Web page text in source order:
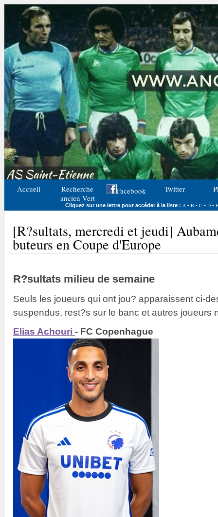
Accueil
Recherche
ancien Vert
Facebook Twitter
Cliquez sur une lettre pour accéder à la liste : A - B - C- D- E
[R?sultats, mercredi et jeudi]
buteurs en Coupe d'Europe
R?sultats milieu de semaine
Seuls les joueurs qui ont jou? apparaissent ci-
suspendus, rest?s sur le banc et autres joueurs
Elias Achouri - FC Copenhague